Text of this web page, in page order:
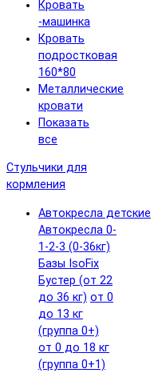
Кровать
-машинка
Кровать
подростковая
160*80
Металлические
кровати
Показать
все
Стульчики для
кормления
Автокресла детские
Автокресла 0-
1-2-3 (0-36кг)
Базы IsoFix
Бустер (от 22
до 36 кг) от 0
до 13 кг
(группа 0+)
от 0 до 18 кг
(группа 0+1)